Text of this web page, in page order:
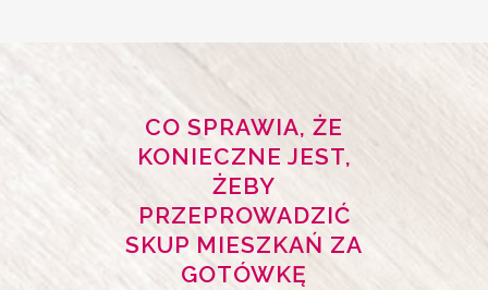
CO SPRAWIA, ŻE
KONIECZNE JEST,
ŻEBY
PRZEPROWADZIĆ
SKUP MIESZKAŃ ZA
GOTÓWKĘ